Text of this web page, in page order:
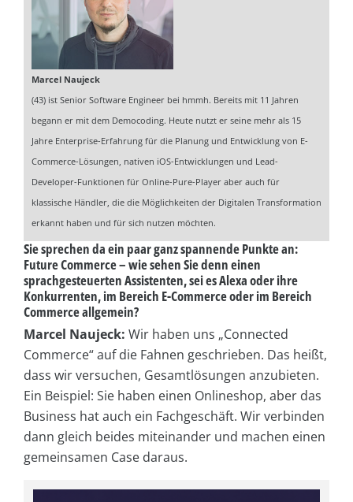
Marcel Naujeck
(43) ist Senior Software Engineer bei hmmh. Bereits mit 11 Jahren
begann er mit dem Democoding. Heute nutzt er seine mehr als 15
Jahre Enterprise-Erfahrung für die Planung und Entwicklung von E-
Commerce-Lösungen, nativen iOS-Entwicklungen und Lead-
Developer-Funktionen für Online-Pure-Player aber auch für
klassische Händler, die die Möglichkeiten der Digitalen Transformation
erkannt haben und für sich nutzen möchten.
Sie sprechen da ein paar ganz spannende Punkte an:
Future Commerce – wie sehen Sie denn einen
sprachgesteuerten Assistenten, sei es Alexa oder ihre
Konkurrenten, im Bereich E-Commerce oder im Bereich
Commerce allgemein?
Marcel Naujeck: Wir haben uns „Connected
Commerce“ auf die Fahnen geschrieben. Das heißt,
dass wir versuchen, Gesamtlösungen anzubieten.
Ein Beispiel: Sie haben einen Onlineshop, aber das
Business hat auch ein Fachgeschäft. Wir verbinden
dann gleich beides miteinander und machen einen
gemeinsamen Case daraus.